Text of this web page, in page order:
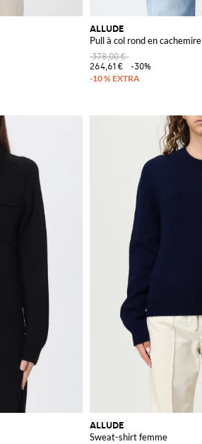
ALLUDE
Pull à col rond en cachemire
378,00 €
264,61 €
-30%
ALLUDE
Sweat-shirt femme